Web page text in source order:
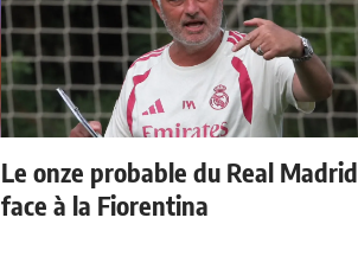
Le onze probable du Real Madrid
face à la Fiorentina